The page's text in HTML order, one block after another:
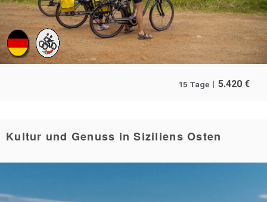
15 Tage 5.420 €
Kultur und Genuss in Siziliens Osten